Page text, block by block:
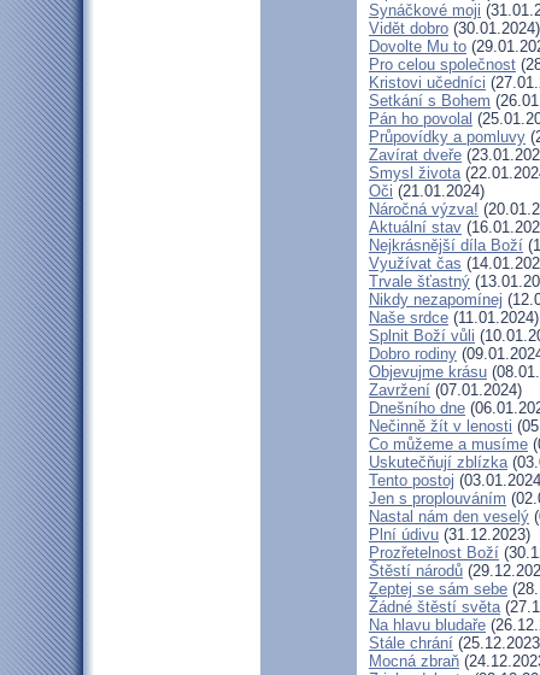
Synáčkové moji
Vidět dobro (30.01.2024)
Dovolte Mu to
Pro celou společnost
Kristovi učedníci
Setkání s Bohem
Pán ho povolal
Průpovídky a pomluvy
Zavírat dveře
Smysl života
Oči (21.01.2024)
Náročná výzva!
Aktuální stav
Nejkrásnější díla Boží
Využívat čas
Trvale šťastný
Nikdy nezapomínej
Naše srdce (11.01.2024)
Splnit Boží vůli
Dobro rodiny
Objevujme krásu
Zavržení (07.01.2024)
Dnešního dne
Nečinně žít v lenosti
Co můžeme a musíme
Uskutečňují zblízka
Tento postoj
Jen s proplouváním
Nastal nám den veselý
Plní údivu (31.12.2023)
Prozřetelnost Boží
Štěstí národů
Zeptej se sám sebe
Žádné štěstí světa
Na hlavu bludaře
Stále chrání
Mocná zbraň